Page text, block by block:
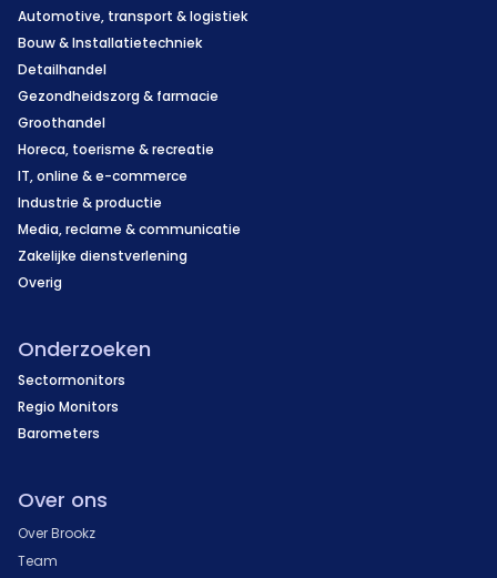
Automotive, transport & logistiek
Bouw & Installatietechniek
Detailhandel
Gezondheidszorg & farmacie
Groothandel
Horeca, toerisme & recreatie
IT, online & e-commerce
Industrie & productie
Media, reclame & communicatie
Zakelijke dienstverlening
Overig
Onderzoeken
Sectormonitors
Regio Monitors
Barometers
Over ons
Over Brookz
Team